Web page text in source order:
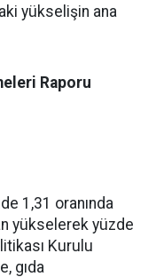
yükselişin ana
Raporu
1,31 oranında
yükselerek yüzde
Kurulu
gıda